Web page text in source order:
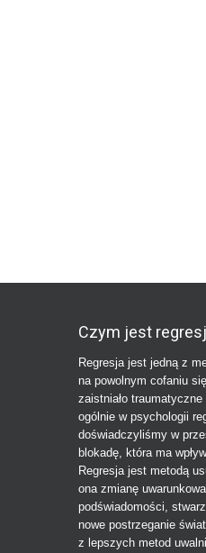
Czym jest
Regresja jest jedną z
na powolnym cofaniu
zaistniało
ogólnie w psychologii
doświadczyliśmy w
blokadę, która ma
Regresja jest metodą
ona zmianę
podświadomości,
nowe postrzeganie
z lepszych metod